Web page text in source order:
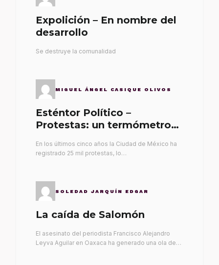
Expolición – En nombre del
desarrollo
Se destruye la comunalidad
MIGUEL ÁNGEL CASIQUE OLIVOS
Esténtor Político –
Protestas: un termómetro
En los últimos cinco años la Ciudad de México ha
registrado 25 mil protestas, lo…
SOLEDAD JARQUÍN EDGAR
La caída de Salomón
El asesinato del periodista Francisco Alejandro
Leyva Aguilar en Oaxaca ha generado una ola de…